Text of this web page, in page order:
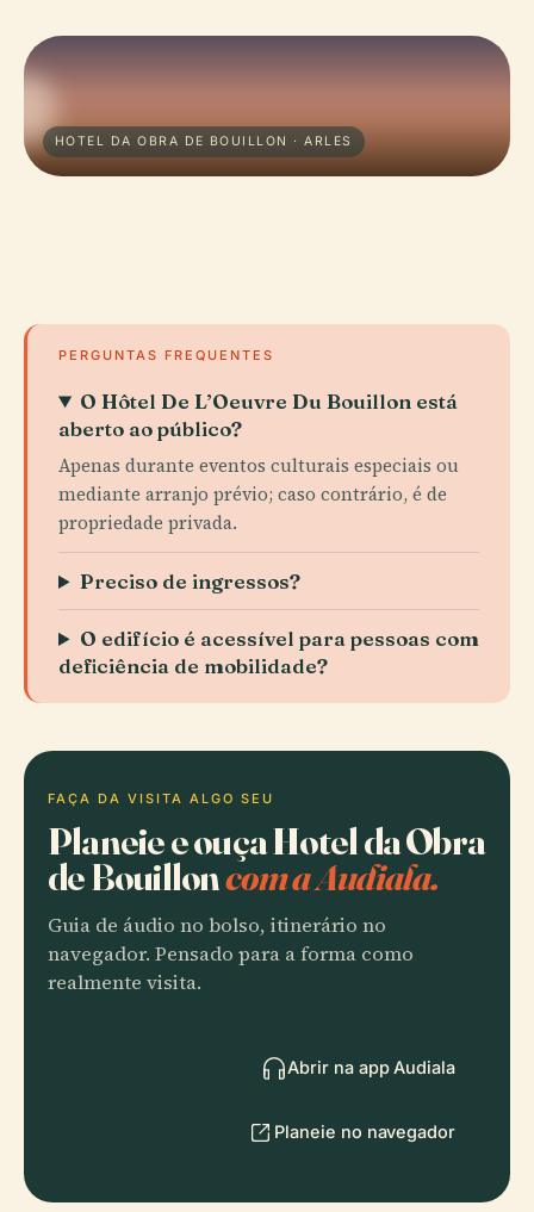
HOTEL DA OBRA DE BOUILLON · ARLES
PERGUNTAS FREQUENTES
O Hôtel De L’Oeuvre Du Bouillon está
aberto ao público?
Apenas durante eventos culturais especiais ou
mediante arranjo prévio; caso contrário, é de
propriedade privada.
Preciso de ingressos?
O edifício é acessível para pessoas com
deficiência de mobilidade?
FAÇA DA VISITA ALGO SEU
Planeie e ouça Hotel da Obra
de Bouilloncom a Audiala.
Guia de áudio no bolso, itinerário no
navegador. Pensado para a forma como
realmente visita.
Abrir na app Audiala
Planeie no navegador